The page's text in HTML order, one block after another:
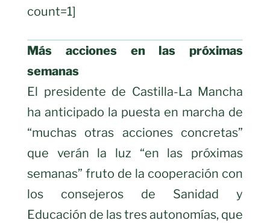
count=1]
Más acciones en las próximas
semanas
El presidente de Castilla-La Mancha
ha anticipado la puesta en marcha de
“muchas otras acciones concretas”
que verán la luz “en las próximas
semanas” fruto de la cooperación con
los consejeros de Sanidad y
Educación de las tres autonomías, que